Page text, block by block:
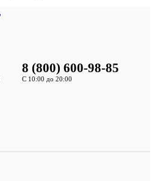
8 (800) 600-98-85
С 10:00 до 20:00